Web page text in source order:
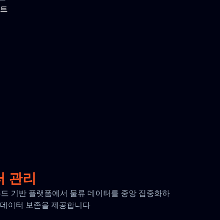
관리
기반 플랫폼에서 물류 데이터를 중앙 집중화하
이터 보존을 제공합니다